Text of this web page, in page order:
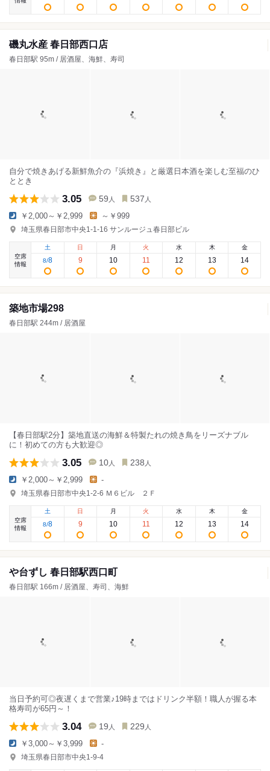
磯丸水産 春日部西口店
春日部駅 95m / 居酒屋、海鮮、寿司
自分で焼きあげる新鮮魚介の『浜焼き』と厳選日本酒を楽しむ至福のひ
ととき
3.05 59 人 537 人
￥2,000～￥2,999 ～￥999
埼玉県春日部市中央1-1-16 サンルージュ春日部ビル
空席
情報
土
8/8
日
9
月
10
火
11
水
12
木
13
金
14
築地市場298
春日部駅 244m / 居酒屋
【春日部駅2分】築地直送の海鮮＆特製たれの焼き鳥をリーズナブル
に！初めての方も大歓迎◎
3.05 10 人 238 人
￥2,000～￥2,999 -
埼玉県春日部市中央1-2-6 Ｍ６ビル ２Ｆ
空席
情報
土
8/8
日
9
月
10
火
11
水
12
木
13
金
14
や台ずし 春日部駅西口町
春日部駅 166m / 居酒屋、寿司、海鮮
当日予約可◎夜遅くまで営業♪19時まではドリンク半額！職人が握る本
格寿司が65円～！
3.04 19 人 229 人
￥3,000～￥3,999 -
埼玉県春日部市中央1-9-4